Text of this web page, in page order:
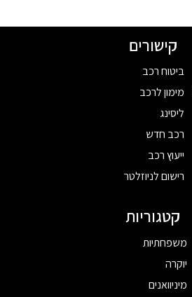
קישורים
ביטוח רכב
מימון לרכב
ליסינג
רכב חדש
ייעוץ רכב
רישום לניוזלטר
קטגוריות
משפחתיות
יוקרה
מיניוואנים